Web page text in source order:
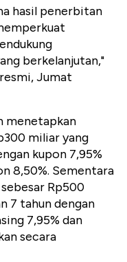
hasil penerbitan
berkelanjutan,"
Jumat
menetapkan
miliar yang
kupon 7,95%
8,50%. Sementara
Rp500
7 tahun dengan
7,95% dan
secara